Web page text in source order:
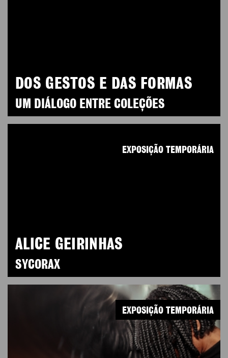
DOS GESTOS E DAS FORMAS
UM DIÁLOGO ENTRE COLEÇÕES
ALICE GEIRINHAS
SYCORAX
EXPOSIÇÃO TEMPORÁRIA
EXPOSIÇÃO TEMPORÁRIA